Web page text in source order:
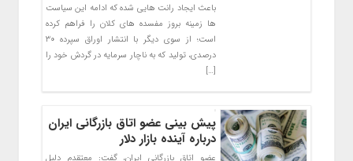
باعث ایجاد رانت هایی شده که ادامه این سیاست
ها زمینه بروز مفسده های کلان را فراهم کرده
است؛ از سوی دیگر با انتشار اوراق سپرده ۳۰
درصدی، تولید که به ناچار سرمایه در گردش خود را
[…]
پیش بینی عضو اتاق بازرگانی ایران
درباره آینده بازار دلار
عضو اتاق بازرگانی ایران، گفت: معتقدم دلیل